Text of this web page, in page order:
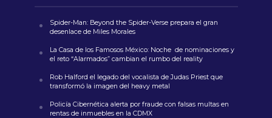
Spider-Man: Beyond the Spider-Verse prepara el gran
desenlace de Miles Morales
La Casa de los Famosos México: Noche de nominaciones y
el reto “Alarmados” cambian el rumbo del reality
Rob Halford el legado del vocalista de Judas Priest que
transformó la imagen del heavy metal
Policía Cibernética alerta por fraude con falsas multas en
rentas de inmuebles en la CDMX